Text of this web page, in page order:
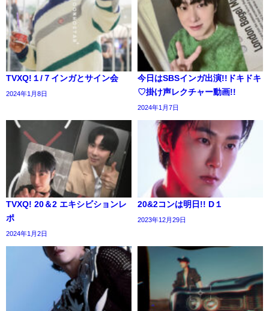
TVXQ!１/７インガとサイン会
2024年1月8日
今日はSBSインガ出演!!ドキドキ
♡掛け声レクチャー動画!!
2024年1月7日
TVXQ! 20＆2 エキシビションレ
ポ
2024年1月2日
20&2コンは明日!! D１
2023年12月29日